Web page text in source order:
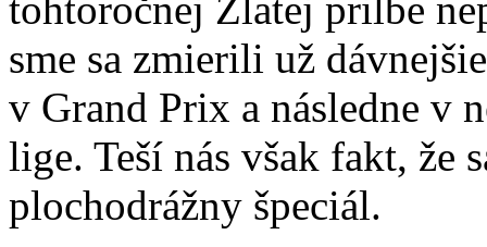
tohtoročnej Zlatej prilbe
sme sa zmierili už
v Grand Prix a následne v
lige. Teší nás však fakt, že
plochodrážny špeciál.